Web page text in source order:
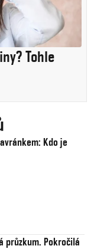
Tohle
Kdo je
průzkum. Pokročilá